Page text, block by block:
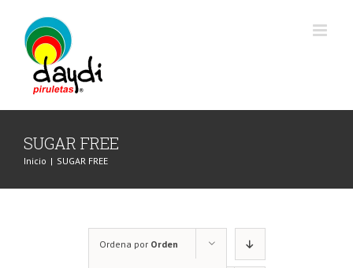
contenido
SUGAR FREE
Inicio | SUGAR FREE
Ordena por Orden